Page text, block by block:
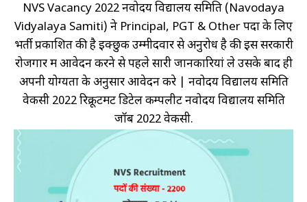
Police
Defence
Post
Office
Nagar
JOBS
BY
CATEGORY
NVS Vacancy 2022 नवोदय विद्यालय समिति (Navodaya
Vidyalaya Samiti) ने Principal, PGT & Other पदों के लिए
भर्ती प्रकाशित की है इक्छुक उम्मीदवार से अनुरोध है की इस सरकारी
रोजगार में आवेदन करने से पहले सारी जानकारियां ले उसके बाद ही
अपनी योग्यता के अनुसार आवेदन करे | नवोदय विद्यालय समिति
वेकेंसी 2022 रिक्रूटमेंट डिटेल कम्पलीट नवोदय विद्यालय समिति
जॉब 2022 वेकेंसी.